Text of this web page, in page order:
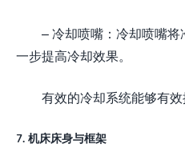
– 冷却喷嘴：冷却喷嘴
一步提高冷却效果。
有效的冷却系统能够有效
7. 机床床身与框架